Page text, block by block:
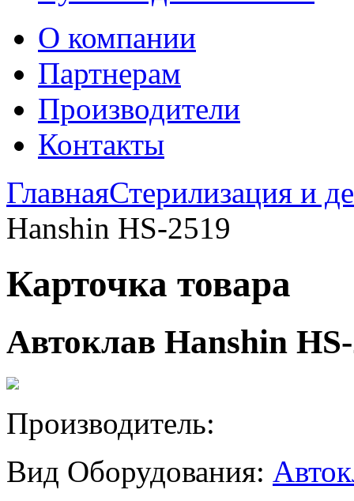
О компании
Партнерам
Производители
Контакты
ГлавнаяСтерилизация и
Hanshin HS-2519
Карточка товара
Автоклав Hanshin
Производитель:
Вид Оборудования: